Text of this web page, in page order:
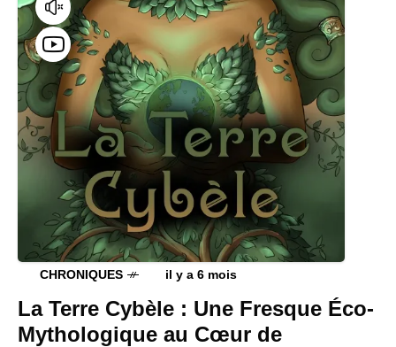
CHRONIQUES il y a 6 mois
La Terre Cybèle : Une Fresque Éco-
Mythologique au Cœur de